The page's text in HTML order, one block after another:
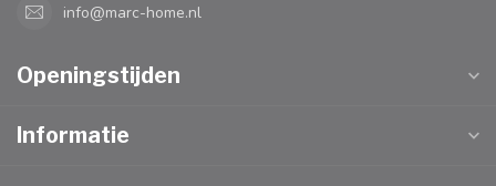
info@marc-home.nl
Openingstijden
Informatie